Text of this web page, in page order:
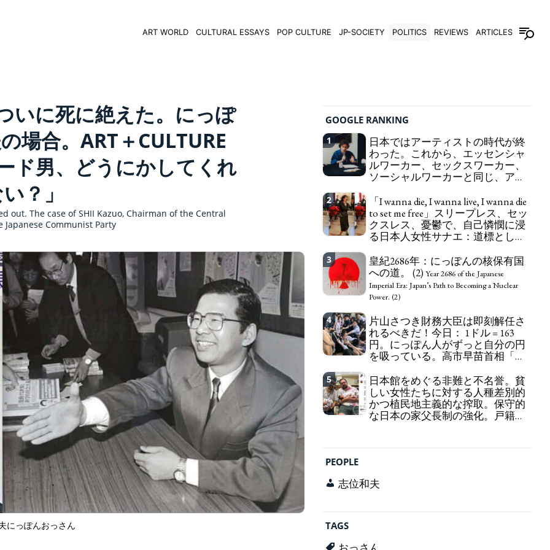
ART WORLD CULTURAL ESSAYS POP CULTURE JP-SOCIETY POLITICS REVIEWS ARTICLES
いに死に絶えた。にっぽ
場合。ART＋CULTURE
ド男、どうにかしてくれ
？」
out. The case of SHII Kazuo, Chairman of the Central
Japanese Communist Party
にっぽんおっさん
GOOGLE RANKING
1
日本ではアーティストの時代が終
わった。これから、エッセンシャ
ルワーカー、セックスワーカー、
ソーシャルワーカーと同じ、アー
in Japan the word "artist" into the word "Art
Worker" (similar to "Essential Worker", "Sex Worker"
or "Social Worker")
2
「I wanna die, I wanna live, I wanna die
to set me free」スリープレス、セッ
クスレス、憂鬱で、自己憐憫に浸
る日本人女性サナエ：道標として
die to set me free" - Sanae, a Japanese woman who
is sleepless, sexless, depressive and wallowing in
self-pity: destruction as a guidepost.
3
皇紀2686年：にっぽんの核保有国
への道。 (2) Year 2686 of the Japanese
Imperial Era: Japan’s Path to Becoming a Nuclear
Power. (2)
4
片山さつき財務大臣は即刻解任さ
れるべきだ！今日： 1ドル = 163
円。にっぽん人がずっと自分の円
を吸っている。高市早苗首相「円
ットを強調 Finance Minister KATAYAMA
Satsuki should be fired immediately! Today: 1 US$ =
163 Yen. The Japanese Have Long Been Draining
Their Own Yen. Prime Minister TAKAICHI
5
日本館をめぐる非難と不名誉。貧
しい女性たちに対する人種差別的
かつ植民地主義的な搾取。保守的
な日本の家父長制の強化。戸籍制
registration system. Reinforcement of
PEOPLE
志位和夫
TAGS
おっさん